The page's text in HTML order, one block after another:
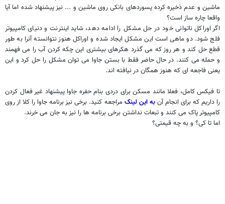
ماشین و عدم ذخیره کرده پسوردهای بانکی روی ماشین و ... نیز پیشنهاد شده اما آیا
واقعا چاره ساز است؟
اگر اوراکل ناتوانی خود در حل مشکل را ادامه دهد، شاید اینترنت و دنیای کامپیوتر
فلج شود. دو ماهی است این مشکل ایجاد شده و اوراکل هنوز نتوانسته آنرا به طور
قطع حل کند و هر روز که می گذرد هکرهای بیشتری این چکه کردن آب را می فهمند
و حمله می کنند. در حال حاضر فقط با بستن جاوا می توان مشکل را حل کرد و این
یعنی فاجعه ای که هنوز همگان در نیافته اند.
تا فیکس کامل، فعلا مانند مسکن برای دردی بنام حفره جاوا پیشنهاد غیر فعال کردن
را داریم که برای انجام آنبه این لینک مراجعه کنید. برخی نیز برنامه جاوا را کلا از روی
کامپیوتر پاک می کنند و تبعات نداشتن برخی برنامه ها را نیز به جان می خرند.
اما تا کی؟ و به چه قیمتی؟